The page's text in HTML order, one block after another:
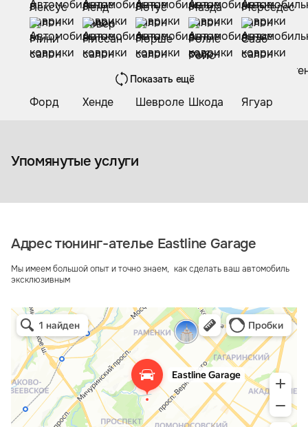
Показать ещё
Упомянутые услуги
Коврики из экокожи
Адрес тюнинг-ателье Eastline Garage
Мы имеем большой опыт и точно знаем, как сделать ваш автомобиль
эксклюзивным